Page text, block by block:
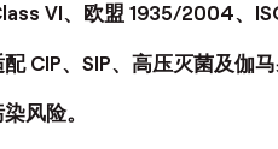
VI、欧盟 1935/2004、
CIP、SIP、高压灭菌及伽马
风险。